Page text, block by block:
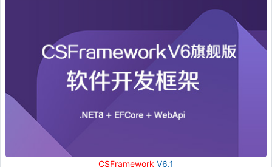
CSFramework V6.1